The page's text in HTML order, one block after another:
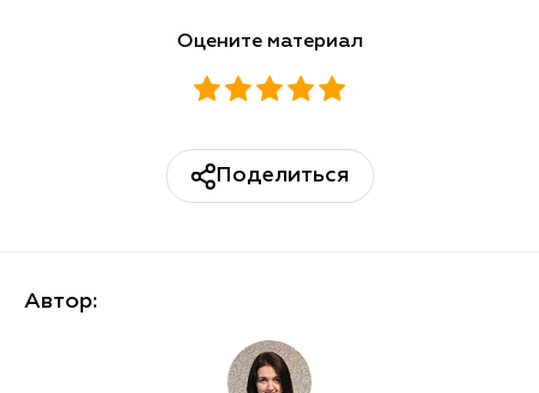
Оцените материал
Поделиться
Автор: